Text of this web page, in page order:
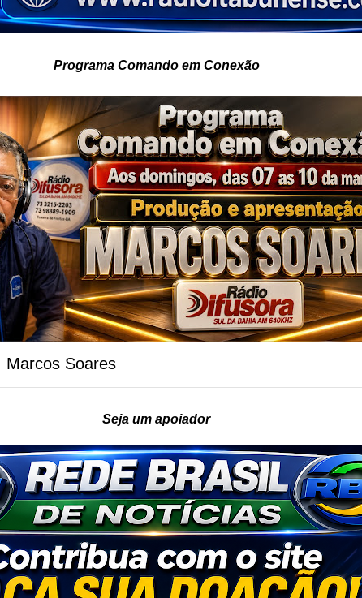
Programa Comando em Conexão
Marcos Soares
Seja um apoiador